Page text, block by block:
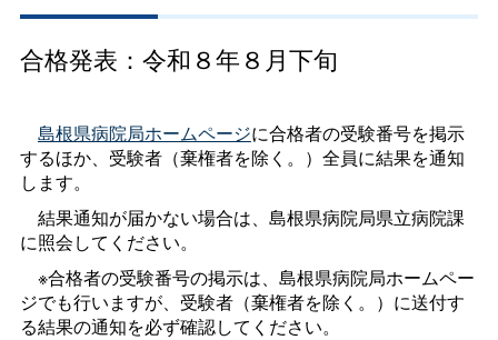
合格発表：令和８年８月下旬
島根県病院局ホームページに合格者の受験番号を掲示
するほか、受験者（棄権者を除く。）全員に結果を通知
します。
結果通知が届かない場合は、島根県病院局県立病院課
に照会してください。
※合格者の受験番号の掲示は、島根県病院局ホームペー
ジでも行いますが、受験者（棄権者を除く。）に送付す
る結果の通知を必ず確認してください。